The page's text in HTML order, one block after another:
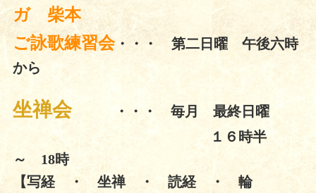
ガ 柴本
ご詠歌練習会・・・ 第二日曜 午後六時
から
坐禅会・・・ 毎月 最終日曜
１６時半
～ 18時
【写経 ・ 坐禅 ・ 読経 ・ 輪